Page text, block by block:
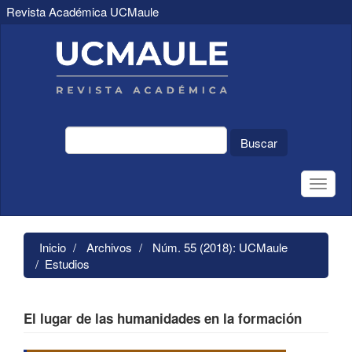
Revista Académica UCMaule
principal
Contenido
principal
Barra
Buscar
Toggle
Inicio Archivos
Núm. 55 (2018): UCMaule
Estudios
El lugar de las humanidades en la formación